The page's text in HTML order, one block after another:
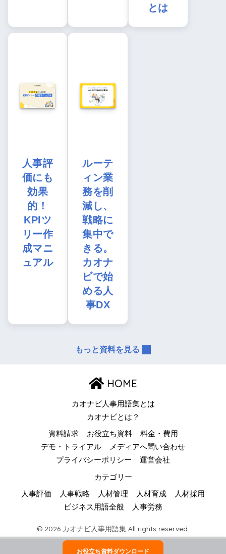
とは
人事評
価にも
効果
的！
KPIツ
リー作
成マニ
ュアル
ルーテ
ィン業
務を削
減し、
戦略に
集中で
きる。
カオナ
ビで始
める人
事DX
もっと資料を見る
HOME
カオナビ人事用語集とは
カオナビとは？
資料請求 お役立ち資料
料金・費用
デモ・トライアル
メディアへ問い合わせ
プライバシーポリシー
運営会社
カテゴリー
人事評価 人事戦略 人材管理 人材育成
人材採用
ビジネス用語全般
人事労務
© 2026 カオナビ人事用語集 All rights reserved.
お役立ち資料ダウンロード